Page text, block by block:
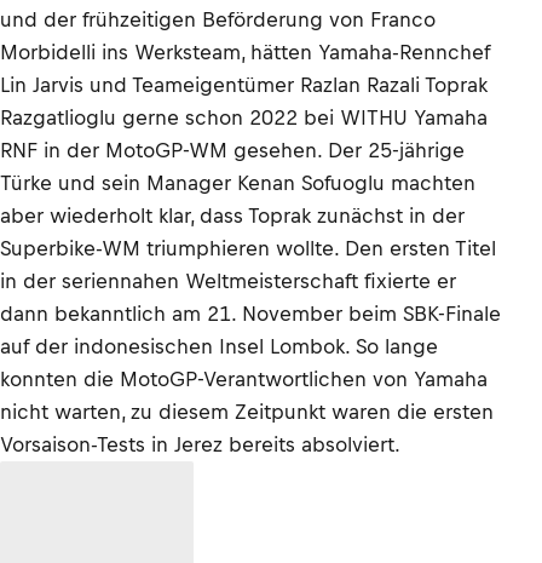
und der frühzeitigen Beförderung von Franco
Morbidelli ins Werksteam, hätten Yamaha-Rennchef
Lin Jarvis und Teameigentümer Razlan Razali Toprak
Razgatlioglu gerne schon 2022 bei WITHU Yamaha
RNF in der MotoGP-WM gesehen. Der 25-jährige
Türke und sein Manager Kenan Sofuoglu machten
aber wiederholt klar, dass Toprak zunächst in der
Superbike-WM triumphieren wollte. Den ersten Titel
in der seriennahen Weltmeisterschaft fixierte er
dann bekanntlich am 21. November beim SBK-Finale
auf der indonesischen Insel Lombok. So lange
konnten die MotoGP-Verantwortlichen von Yamaha
nicht warten, zu diesem Zeitpunkt waren die ersten
Vorsaison-Tests in Jerez bereits absolviert.